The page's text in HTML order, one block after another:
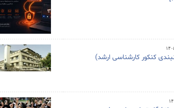
کنکور کارشناسی ارشد)